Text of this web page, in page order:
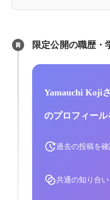
限定公開の職歴・
Yamauchi Koji
のプロフィー
過去の投稿を確
共通の知り合